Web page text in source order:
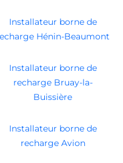
Installateur borne de
Hénin-Beaumont
Installateur borne de
recharge Bruay-la-
Buissière
Installateur borne de
recharge Avion